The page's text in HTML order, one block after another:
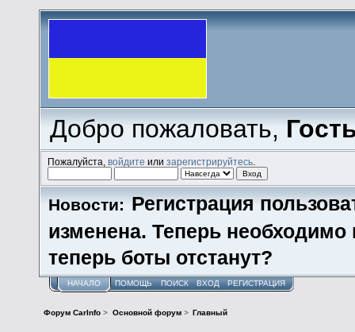
Добро пожаловать,
Пожалуйста,войдите илизарегистрируйтесь
Новости: Регистрация
изменена. Теперь необходимо
теперь боты отстанут?
НАЧАЛО ПОМОЩЬ ПОИСК ВХОД РЕГИСТРАЦИЯ
Форум CarInfo > Основной форум> Главный